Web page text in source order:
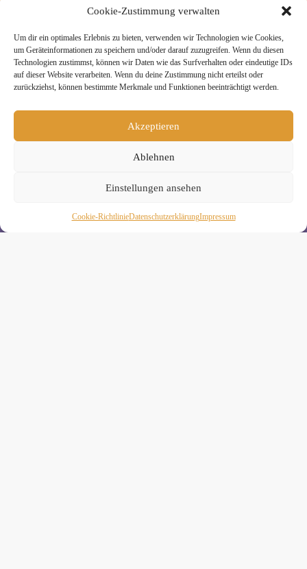
Cookie-Zustimmung verwalten
Um dir ein optimales Erlebnis zu bieten, verwenden wir Technologien wie Cookies,
um Geräteinformationen zu speichern und/oder darauf zuzugreifen. Wenn du diesen
Technologien zustimmst, können wir Daten wie das Surfverhalten oder eindeutige IDs
auf dieser Website verarbeiten. Wenn du deine Zustimmung nicht erteilst oder
zurückziehst, können bestimmte Merkmale und Funktionen beeinträchtigt werden.
Akzeptieren
Ablehnen
Einstellungen ansehen
Cookie-RichtlinieDaten­schutz­erklä­rungImpressum
» Unsere Hygienemassnahmen
Melde Dich hier zum Yogimotion Newsletter an:
Wenn Du magst, schicke ich Dir ungefähr monatlich Infos zu
aktuellen Kursen und Workshops bei Yogimotion. Du kannst
Nutzung Deiner Daten findest Du in unserer